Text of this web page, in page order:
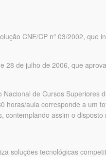
CNE/CP nº 03/2002,
28 de julho de 2006, que
de Cursos
aula corresponde a um
contemplando assim o disposto
soluções tecnológicas